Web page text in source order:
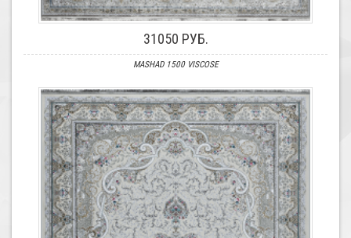
31050 РУБ.
MASHAD 1500 VISCOSE